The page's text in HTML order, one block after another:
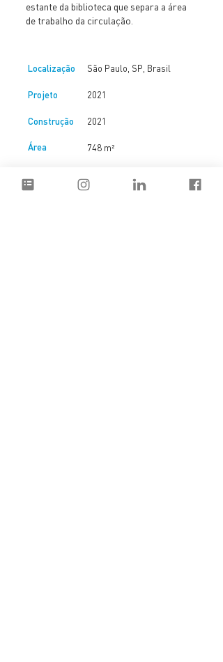
estante da biblioteca que separa a área
de trabalho da circulação.
Localização São Paulo, SP, Brasil
Projeto 2021
Construção 2021
Área 748 m²